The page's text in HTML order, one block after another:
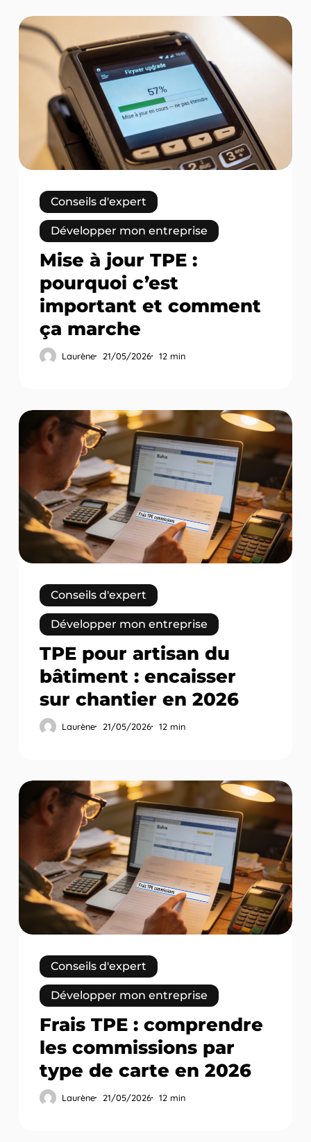
Mise
jour
pourquoi
important
et
comment
marcheConseils d'expert
Développer mon entreprise
Mise à jour TPE :
pourquoi c’est
important et comment
ça marche
Laurène 21/05/2026 12 min
TPE
pour
artisan
bâtiment
encaisser
sur
chantier
en
2026
Conseils d'expert
Développer mon entreprise
TPE pour artisan du
bâtiment : encaisser
sur chantier en 2026
Laurène 21/05/2026 12 min
Frais
TPE
:
comprendre
les
commissions
par
type
de
carte
2026
Conseils d'expert
Développer mon entreprise
Frais TPE : comprendre
les commissions par
type de carte en 2026
Laurène 21/05/2026 12 min